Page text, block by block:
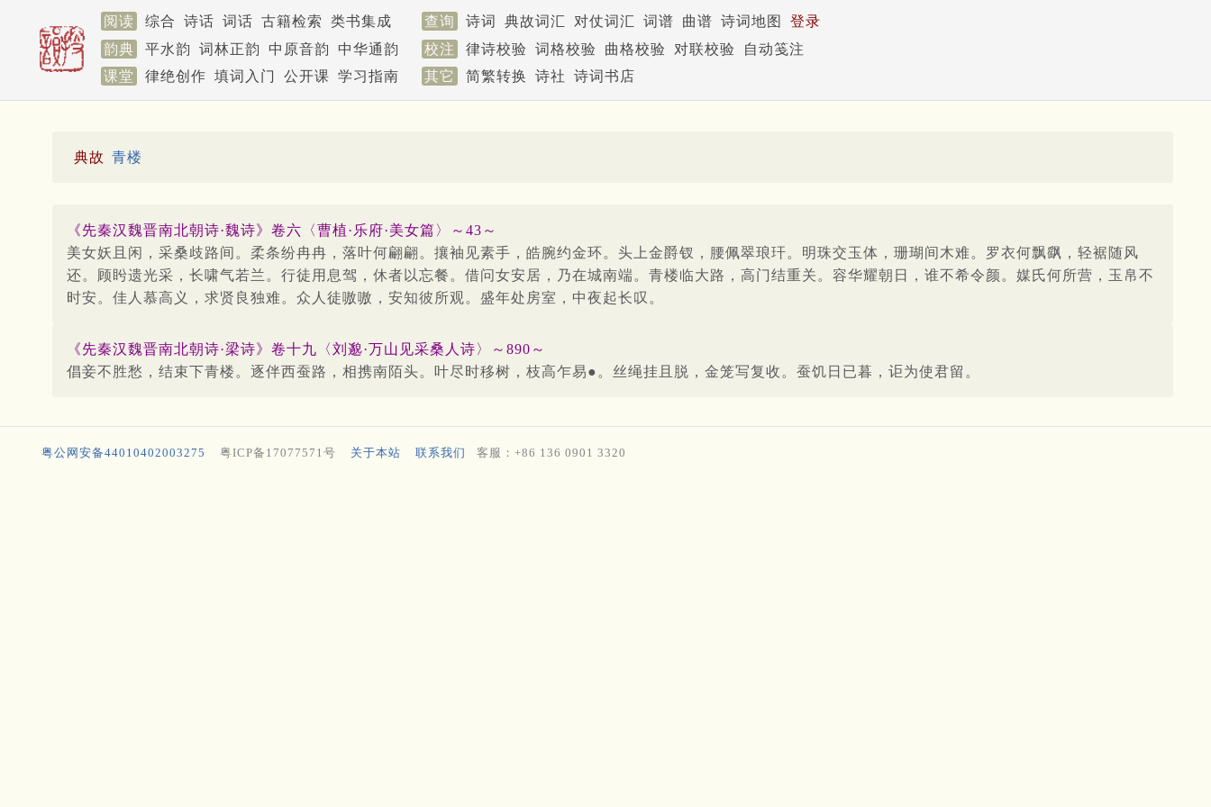
阅读 综合 诗话 词话 古籍检索 类书集成 查询 诗词 典故词汇 对仗词汇 词谱 曲谱 诗词地图
登录
韵典
平水韵 词林正韵 中原音韵 中华通韵 校注 律诗校验 词格校验 曲格校验 对联校验
自动笺注
课堂
律绝创作 填词入门 公开课 学习指南 其它 简繁转换 诗社 诗词书店
典故 青楼
《先秦汉魏晋南北朝诗·魏诗》卷六〈曹植·乐府·美女篇〉～43～
美女妖且闲，采桑歧路间。柔条纷冉冉，落叶何翩翩。攘袖见素手，皓腕约金环。头上金爵钗，腰佩翠琅玕。明珠交玉体，珊瑚间木难。罗衣何飘飖，轻裾随风
还。顾盻遗光采，长啸气若兰。行徒用息驾，休者以忘餐。借问女安居，乃在城南端。青楼临大路，高门结重关。容华耀朝日，谁不希令颜。媒氏何所营，玉帛不
时安。佳人慕高义，求贤良独难。众人徒嗷嗷，安知彼所观。盛年处房室，中夜起长叹。
《先秦汉魏晋南北朝诗·梁诗》卷十九〈刘邈·万山见采桑人诗〉～890～
倡妾不胜愁，结束下青楼。逐伴西蚕路，相携南陌头。叶尽时移树，枝高乍易●。丝绳挂且脱，金笼写复收。蚕饥日已暮，讵为使君留。
粤公网安备44010402003275 粤ICP备17077571号 关于本站 联系我们 客服：+86 136 0901 3320